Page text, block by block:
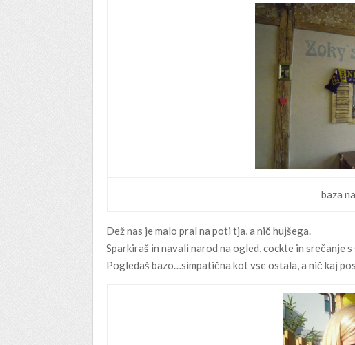
baza
Dež nas je malo pral na poti tja, a nič hujšega.
Sparkiraš in navali narod na ogled, cockte in srečanje
Pogledaš bazo…simpatična kot vse ostala, a nič kaj